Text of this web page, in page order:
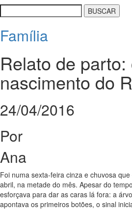
Família
Relato de parto:
nascimento do
24/04/2016
Por
Ana
Foi numa sexta-feira cinza e chuvosa
abril, na metade do mês. Apesar do
esforçava para dar as caras lá fora: a
apontava os primeiros botões, o sinal